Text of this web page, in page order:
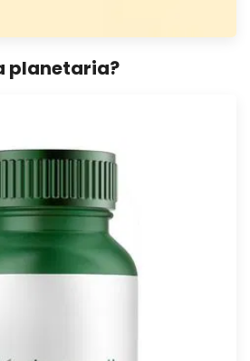
planetaria?